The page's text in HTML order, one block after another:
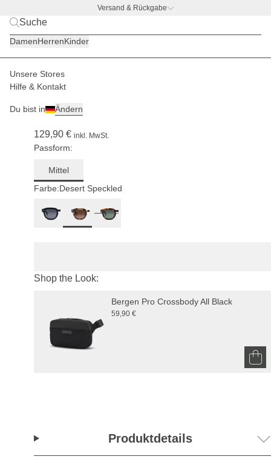
Versand & Rückgabe
DamenHerrenKinder
Unsere Stores
Hilfe & Kontakt
Du bist in Ändern
Herren Sonnenbrillen
Für mittlere
129,90 € inkl. MwSt.
Passform:
Mittel
Farbe:Desert Speckled
Shop the Look:
Bergen Pro Crossbody All Black
59,90 €
Produktdetails